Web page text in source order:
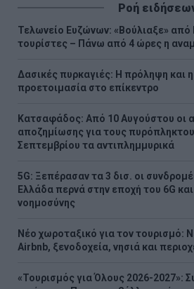
Ροή
Τελωνείο Ευζώνων: «Βούλιαξε» από
τουρίστες – Πάνω από 4 ώρες η
Δασικές πυρκαγιές: Η πρόληψη και η
προετοιμασία στο επίκεντρο
Κατσαφάδος: Από 10 Αυγούστου οι
αποζημίωσης για τους
Σεπτεμβρίου τα αντιπλημμυρικά
5G: Ξεπέρασαν τα 3 δισ. οι
Ελλάδα περνά στην εποχή του 6G
νοημοσύνης
Νέο χωροταξικό για τον τουρισμό:
Airbnb, ξενοδοχεία, νησιά και
«Τουρισμός για Όλους 2026-2027»: